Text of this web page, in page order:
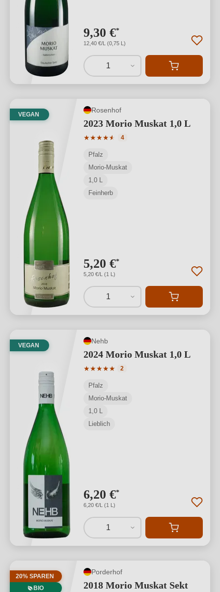
9,30 €*
12,40 €/L (0,75 L)
1
VEGAN
Rosenhof
2023 Morio Muskat 1,0 L
★★★★★
★
Durchschnittliche Bewertung von 4.25
4
Pfalz
Morio-Muskat
1,0 L
Feinherb
5,20 €*
5,20 €/L (1 L)
1
VEGAN
Nehb
2024 Morio Muskat 1,0 L
★★★★★
Durchschnittliche Bewertung von 5
2
Pfalz
Morio-Muskat
1,0 L
Lieblich
6,20 €*
6,20 €/L (1 L)
1
20% SPAREN
BIO
Porderhof
2018 Morio Muskat Sekt